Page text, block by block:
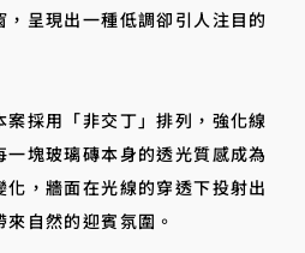
呈現出一種低調卻引人注目的
採用「非交丁」排列，強化線
塊玻璃磚本身的透光質感成為
，牆面在光線的穿透下投射出
自然的迎賓氛圍。